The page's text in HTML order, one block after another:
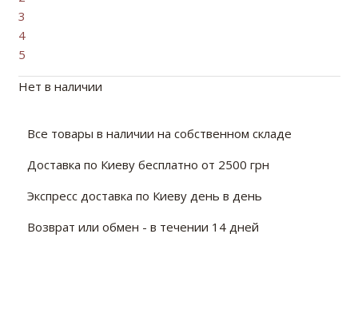
3
4
5
Нет в наличии
Все товары в наличии на собственном складе
Доставка по Киеву бесплатно от 2500 грн
Экспресс доставка по Киеву день в день
Возврат или обмен - в течении 14 дней